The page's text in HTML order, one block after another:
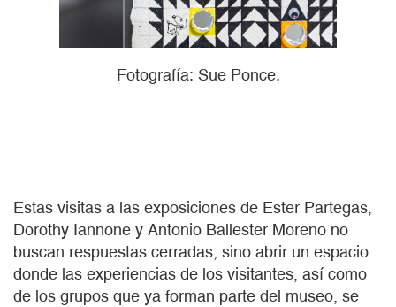
Fotografía: Sue Ponce.
Estas visitas a las exposiciones de Ester Partegas,
Dorothy Iannone y Antonio Ballester Moreno no
buscan respuestas cerradas, sino abrir un espacio
donde las experiencias de los visitantes, así como
de los grupos que ya forman parte del museo, se